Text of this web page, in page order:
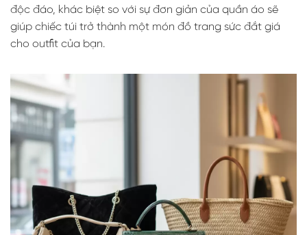
độc đáo, khác biệt so với sự đơn giản của quần áo sẽ
giúp chiếc túi trở thành một món đồ trang sức đắt giá
cho outfit của bạn.